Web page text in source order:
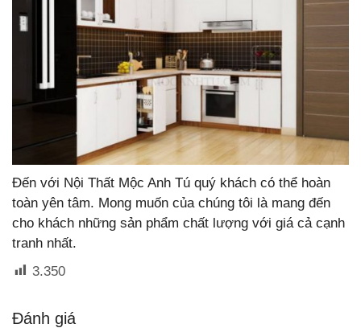
Đến với Nội Thất Mộc Anh Tú quý khách có thể hoàn
toàn yên tâm. Mong muốn của chúng tôi là mang đến
cho khách những sản phẩm chất lượng với giá cả cạnh
tranh nhất.
3.350
Đánh giá